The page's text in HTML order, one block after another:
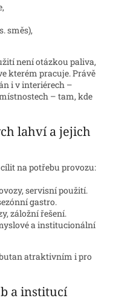
směs),
není otázkou paliva,
kterém pracuje. Právě
i v interiérech –
– tam, kde
lahví a jejich
na potřebu provozu:
servisní použití.
gastro.
záložní řešení.
a institucionální
atraktivním i pro
a institucí